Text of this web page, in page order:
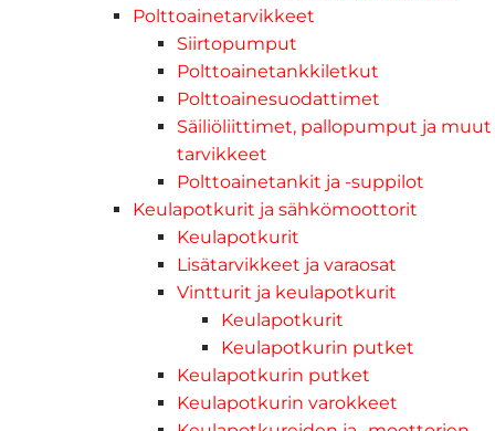
Polttoainetarvikkeet
Siirtopumput
Polttoainetankkiletkut
Polttoainesuodattimet
Säiliöliittimet, pallopumput ja muut
tarvikkeet
Polttoainetankit ja -suppilot
Keulapotkurit ja sähkömoottorit
Keulapotkurit
Lisätarvikkeet ja varaosat
Vintturit ja keulapotkurit
Keulapotkurit
Keulapotkurin putket
Keulapotkurin putket
Keulapotkurin varokkeet